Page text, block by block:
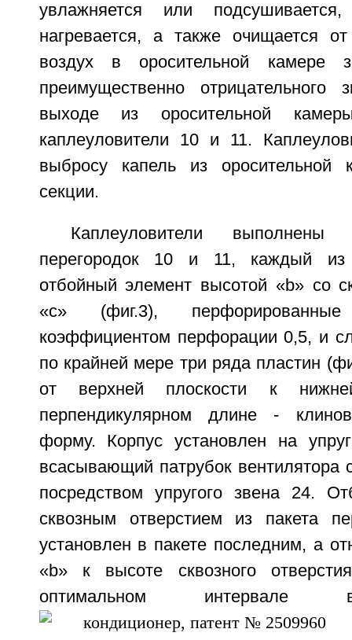
увлажняется или
нагревается, а также очищается
воздух в оросительной камере
преимущественно
выходе из оросительной
каплеуловители 10 и 11.
выбросу капель из
секции.
Каплеуловители
перегородок 10 и 11, каждый из
отбойный элемент высотой «b» со
«с» (фиг.3),
коэффициентом перфорации 0,5, и
по крайней мере три ряда пластин
от верхней плоскости к
перпендикулярном длине -
форму. Корпус установлен на
всасывающий патрубок вентилятора
посредством упругого звена 24.
сквозным отверстием из пакета
установлен в пакете последним, а
«b» к высоте сквозного
оптимальном интервале